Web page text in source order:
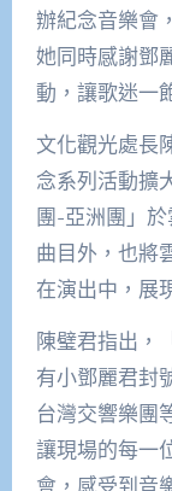
辦紀念音樂會
她同時感謝鄧
動，讓歌迷一
文化觀光處長
念系列活動擴
團-亞洲團」
曲目外，也將
在演出中，展
陳璧君指出，
有小鄧麗君封
台灣交響樂團
讓現場的每一